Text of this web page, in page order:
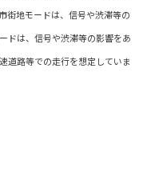
街地モードは、信号や渋滞等の
ドは、信号や渋滞等の影響をあ
道路等での走行を想定していま